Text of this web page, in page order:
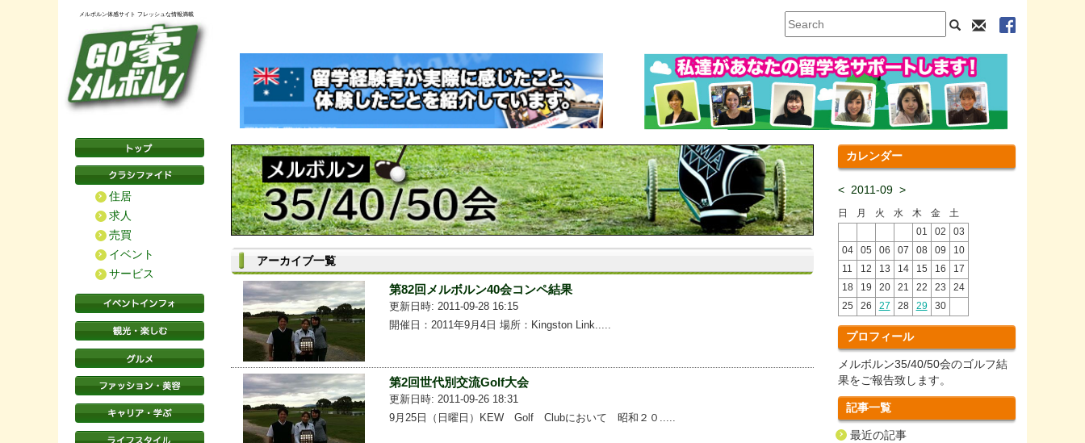
メルボルン体感サイト フレッシュな情報満載
住居
求人
売買
イベント
サービス
アーカイブ一覧
第82回メルボルン40会コンペ結果
更新日時: 2011-09-28 16:15
開催日：2011年9月4日 場所：Kingston Link.....
第2回世代別交流Golf大会
更新日時: 2011-09-26 18:31
9月25日（日曜日）KEW Golf Clubにおいて 昭和２０.....
カレンダー
< 2011-09 >
日 月 火 水 木 金
土
01
02
03
04
05 06 07 08 09
10
11
12 13 14 15 16
17
18
19 20 21 22 23
24
25
26 27 28 29 30
プロフィール
メルボルン35/40/50会のゴルフ結
果をご報告致します。
記事一覧
最近の記事